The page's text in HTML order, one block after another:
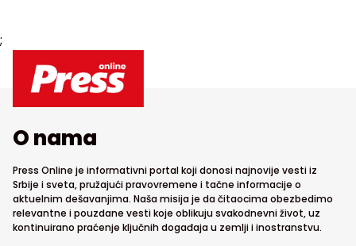
;
O nama
Press Online je informativni portal koji donosi najnovije vesti iz
Srbije i sveta, pružajući pravovremene i tačne informacije o
aktuelnim dešavanjima. Naša misija je da čitaocima obezbedimo
relevantne i pouzdane vesti koje oblikuju svakodnevni život, uz
kontinuirano praćenje ključnih događaja u zemlji i inostranstvu.